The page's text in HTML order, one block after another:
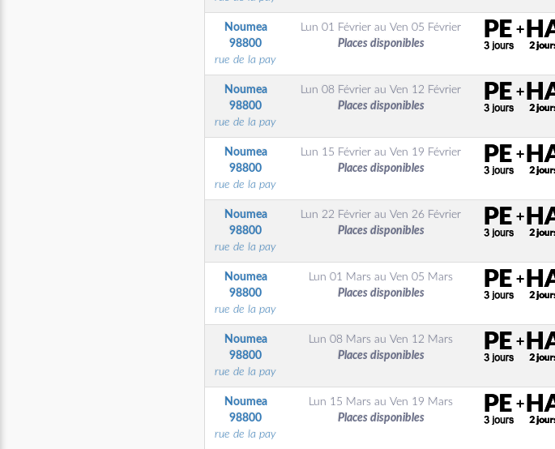
Noumea
98800
rue de la pay
Lun 01 Février auVen 05 Février
Places disponibles
Noumea
98800
rue de la pay
Lun 08 Février auVen 12 Février
Places disponibles
Noumea
98800
rue de la pay
Lun 15 Février auVen 19 Février
Places disponibles
Noumea
98800
rue de la pay
Lun 22 Février auVen 26 Février
Places disponibles
Noumea
98800
rue de la pay
Lun 01 Mars auVen 05 Mars
Places disponibles
Noumea
98800
rue de la pay
Lun 08 Mars auVen 12 Mars
Places disponibles
Noumea
98800
rue de la pay
Lun 15 Mars auVen 19 Mars
Places disponibles